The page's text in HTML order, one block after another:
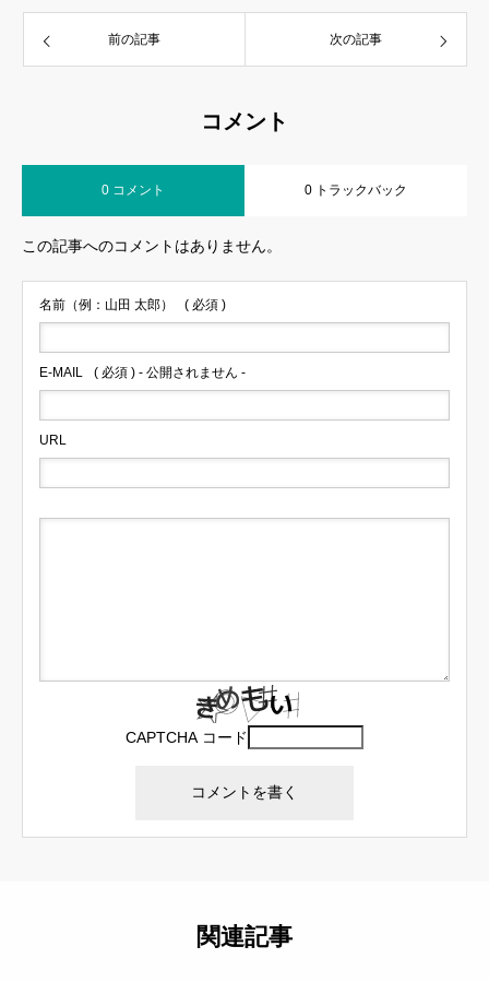
前の記事 次の記事
コメント
0 コメント 0 トラックバック
この記事へのコメントはありません。
名前（例：山田 太郎） ( 必須 )
E-MAIL ( 必須 ) - 公開されません -
URL
CAPTCHA コード
関連記事